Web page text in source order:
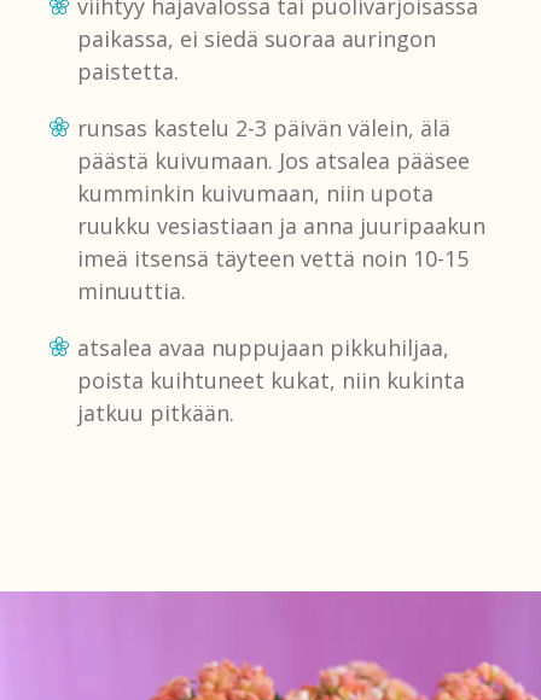
paikassa, ei siedä suoraa auringon
paistetta.
runsas kastelu 2-3 päivän välein, älä
päästä kuivumaan. Jos atsalea pääsee
kumminkin kuivumaan, niin upota
ruukku vesiastiaan ja anna juuripaakun
imeä itsensä täyteen vettä noin 10-15
minuuttia.
atsalea avaa nuppujaan pikkuhiljaa,
poista kuihtuneet kukat, niin kukinta
jatkuu pitkään.